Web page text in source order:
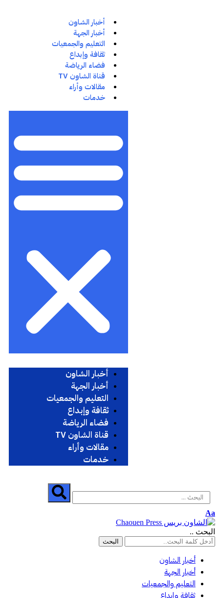
أخبار الشاون
أخبار الجهة
التعليم والجمعيات
ثقافة وإبداع
فضاء الرياضة
قناة الشاون TV
مقالات وأراء
خدمات
أخبار الشاون
أخبار الجهة
التعليم والجمعيات
ثقافة وإبداع
فضاء الرياضة
قناة الشاون TV
مقالات وأراء
خدمات
Aa
البحث ..
أخبار الشاون
أخبار الجهة
التعليم والجمعيات
ثقافة وإبداع